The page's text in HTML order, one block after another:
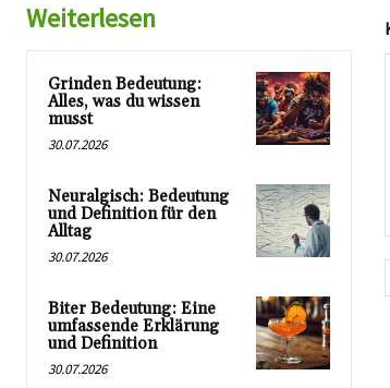
Weiterlesen
Grinden Bedeutung:
Alles, was du wissen
musst
30.07.2026
Neuralgisch: Bedeutung
und Definition für den
Alltag
30.07.2026
Biter Bedeutung: Eine
umfassende Erklärung
und Definition
30.07.2026